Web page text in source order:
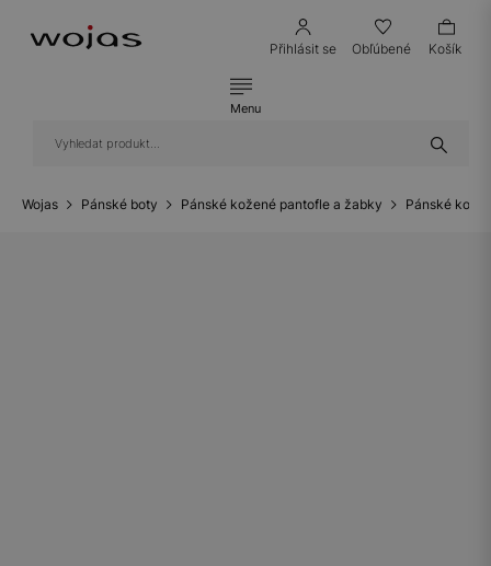
Přihlásit se Obľúbené Košík
Menu
Wojas Pánské boty Pánské kožené pantofle a žabky Pánské